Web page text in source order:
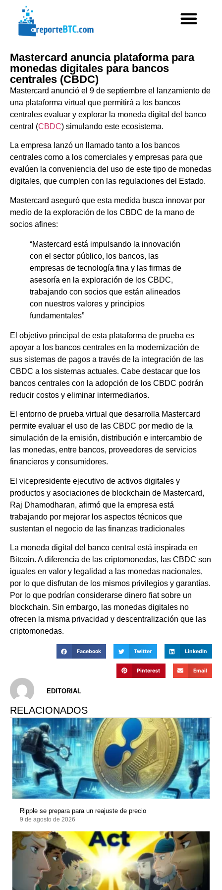
Mastercard anuncia plataforma para
monedas digitales para bancos
centrales (CBDC)
Mastercard anunció el 9 de septiembre el lanzamiento de
una plataforma virtual que permitirá a los bancos
centrales evaluar y explorar la moneda digital del banco
central (CBDC) simulando este ecosistema.
La empresa lanzó un llamado tanto a los bancos
centrales como a los comerciales y empresas para que
evalúen la conveniencia del uso de este tipo de monedas
digitales, que cumplen con las regulaciones del Estado.
Mastercard aseguró que esta medida busca innovar por
medio de la exploración de los CBDC de la mano de
socios afines:
“Mastercard está impulsando la innovación
con el sector público, los bancos, las
empresas de tecnología fina y las firmas de
asesoría en la exploración de los CBDC,
trabajando con socios que están alineados
con nuestros valores y principios
fundamentales”
El objetivo principal de esta plataforma de prueba es
apoyar a los bancos centrales en la modernización de
sus sistemas de pagos a través de la integración de las
CBDC a los sistemas actuales. Cabe destacar que los
bancos centrales con la adopción de los CBDC podrán
reducir costos y eliminar intermediarios.
El entorno de prueba virtual que desarrolla Mastercard
permite evaluar el uso de las CBDC por medio de la
simulación de la emisión, distribución e intercambio de
las monedas, entre bancos, proveedores de servicios
financieros y consumidores.
El vicepresidente ejecutivo de activos digitales y
productos y asociaciones de blockchain de Mastercard,
Raj Dhamodharan, afirmó que la empresa está
trabajando por mejorar los aspectos técnicos que
sustentan el negocio de las finanzas tradicionales
La moneda digital del banco central está inspirada en
Bitcoin. A diferencia de las criptomonedas, las CBDC son
iguales en valor y legalidad a las monedas nacionales,
por lo que disfrutan de los mismos privilegios y garantías.
Por lo que podrían considerarse dinero fiat sobre un
blockchain. Sin embargo, las monedas digitales no
ofrecen la misma privacidad y descentralización que las
criptomonedas.
Facebook Twitter LinkedIn
Pinterest Email
EDITORIAL
RELACIONADOS
Ripple se prepara para un reajuste de precio
9 de agosto de 2026